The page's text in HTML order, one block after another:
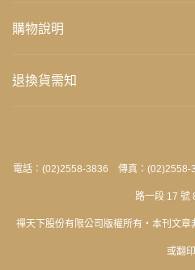
購物說明
退換貨需知
電話：(02)2558-3836 傳真：
路一段 17 號
禪天下股份有限公司版權所有‧本刊文章
或翻印